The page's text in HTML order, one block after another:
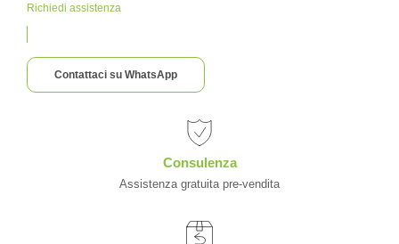
Richiedi assistenza
Contattaci su WhatsApp
Consulenza
Assistenza gratuita pre-vendita